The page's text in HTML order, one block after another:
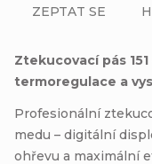
Ztekucovací pás
termoregulace a
Profesionální
medu – digitální
ohřevu a maximální
ZEPTAT SE